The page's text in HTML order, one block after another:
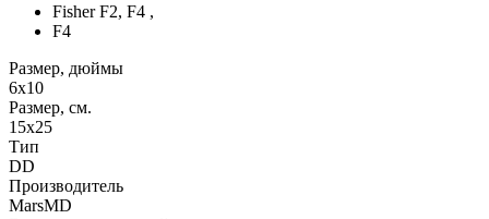
Fisher F2, F4 ,
F4
Размер, дюймы
6х10
Размер, см.
15х25
Тип
DD
Производитель
MarsMD